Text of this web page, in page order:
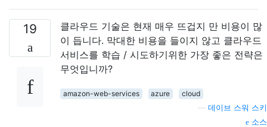
19
클라우드 기술은 현재 매우 뜨겁지 만 비용이 많
이 듭니다. 막대한 비용을 들이지 않고 클라우드
서비스를 학습 / 시도하기위한 가장 좋은 전략은
무엇입니까?
amazon-web-services azure
cloud
데이브 스워 스키
소스